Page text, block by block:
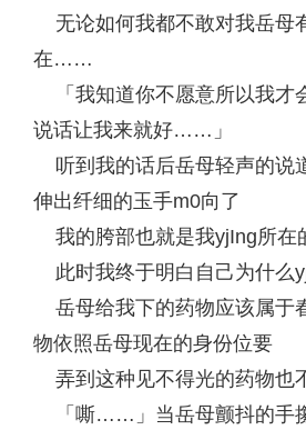
无论如何我都不敢对我岳母
在……
「我知道你不愿意所以我才
说话让我来就好……」
听到我的话后岳母轻声的说
伸出纤细的玉手m0向了
我的胯部也就是我yjIng所在
此时我终于明白自己为什么
岳母给我下的药物应该属于
物依照岳母现在的身份位要
弄到这种见不得光的药物也
「嘶……」当岳母颤抖的手